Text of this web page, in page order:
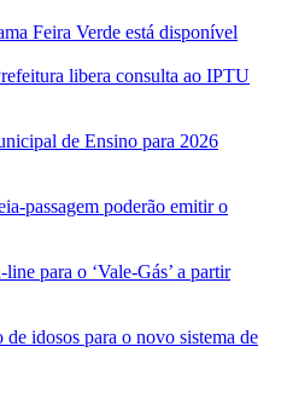
Feira Verde está disponível
libera consulta ao IPTU
de Ensino para 2026
passagem poderão emitir o
para o ‘Vale-Gás’ a partir
idosos para o novo sistema de